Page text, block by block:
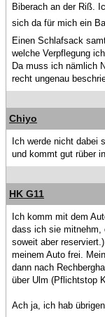
Biberach an der Riß.
sich da für mich ein
Einen Schlafsack
welche Verpflegung
Da muss ich nämlich
recht ungenau
Chiyo
Ich werde nicht dabei
und kommt gut rüber
HK G11
Ich komm mit dem
dass ich sie
soweit aber
meinem Auto frei.
dann nach
über Ulm (Pflichtstop
Ach ja, ich hab